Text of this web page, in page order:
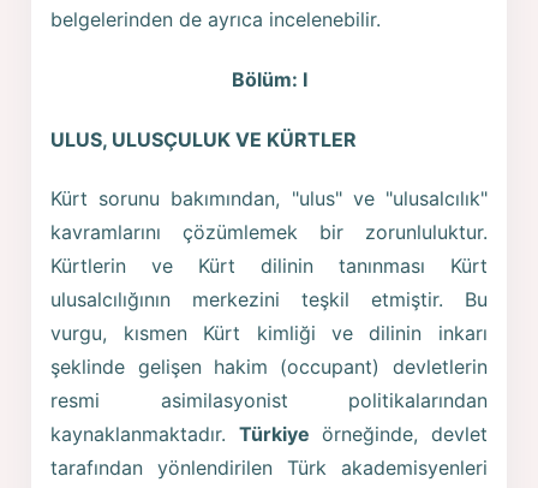
belgelerinden de ayrıca incelenebilir.
Bölüm: I
ULUS, ULUSÇULUK VE KÜRTLER
Kürt sorunu bakımından, "ulus" ve "ulusalcılık"
kavramlarını çözümlemek bir zorunluluktur.
Kürtlerin ve Kürt dilinin tanınması Kürt
ulusalcılığının merkezini teşkil etmiştir. Bu
vurgu, kısmen Kürt kimliği ve dilinin inkarı
şeklinde gelişen hakim (occupant) devletlerin
resmi asimilasyonist politikalarından
kaynaklanmaktadır. Türkiye örneğinde, devlet
tarafından yönlendirilen Türk akademisyenleri